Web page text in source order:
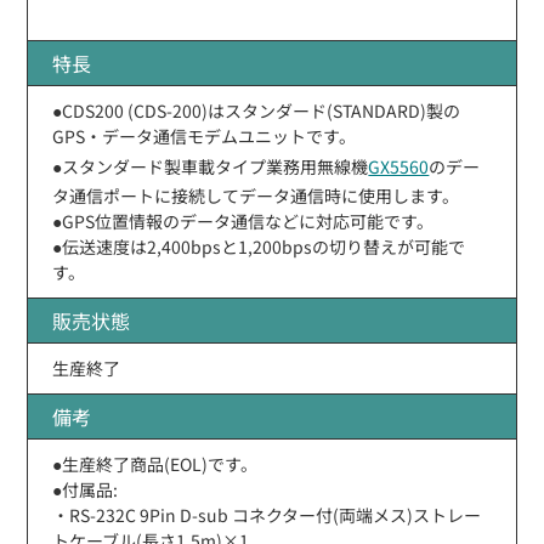
特長
●CDS200 (CDS-200)はスタンダード(STANDARD)製の
GPS・データ通信モデムユニットです。
●スタンダード製車載タイプ業務用無線機GX5560のデー
タ通信ポートに接続してデータ通信時に使用します。
●GPS位置情報のデータ通信などに対応可能です。
●伝送速度は2,400bpsと1,200bpsの切り替えが可能で
す。
販売状態
生産終了
備考
●生産終了商品(EOL)です。
●付属品:
・RS-232C 9Pin D-sub コネクター付(両端メス)ストレー